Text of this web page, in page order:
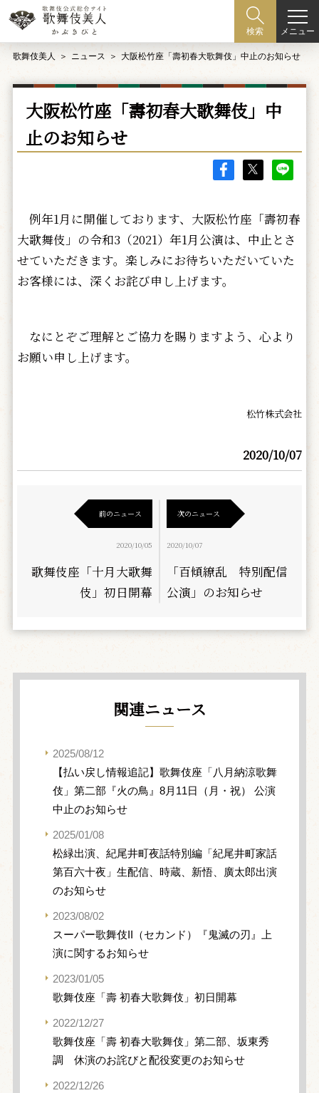
検索 メニュー
歌舞伎美人 ニュース 大阪松竹座「壽初春大歌舞伎」中止のお知らせ
大阪松竹座「壽初春大歌舞伎」中
止のお知らせ
例年1月に開催しております、大阪松竹座「壽初春
大歌舞伎」の令和3（2021）年1月公演は、中止とさ
せていただきます。楽しみにお待ちいただいていた
お客様には、深くお詫び申し上げます。
なにとぞご理解とご協力を賜りますよう、心より
お願い申し上げます。
松竹株式会社
2020/10/07
前のニュース
2020/10/05
歌舞伎座「十月大歌舞
伎」初日開幕
次のニュース
2020/10/07
「百傾繚乱 特別配信
公演」のお知らせ
関連ニュース
2025/08/12
【払い戻し情報追記】歌舞伎座「八月納涼歌舞
伎」第二部『火の鳥』8月11日（月・祝） 公演
中止のお知らせ
2025/01/08
松緑出演、紀尾井町夜話特別編「紀尾井町家話
第百六十夜」生配信、時蔵、新悟、廣太郎出演
のお知らせ
2023/08/02
スーパー歌舞伎II（セカンド）『鬼滅の刃』上
演に関するお知らせ
2023/01/05
歌舞伎座「壽 初春大歌舞伎」初日開幕
2022/12/27
歌舞伎座「壽 初春大歌舞伎」第二部、坂東秀
調 休演のお詫びと配役変更のお知らせ
2022/12/26